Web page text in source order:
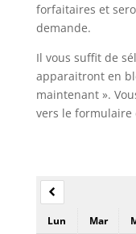
forfaitaires et
demande.
Il vous suffit de
apparaitront en
maintenant ».
vers le formulaire
Lun Mar